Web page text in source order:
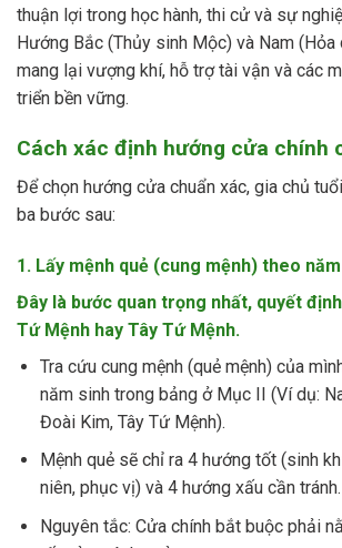
thuận lợi trong học hành, thi cử và sự
Hướng Bắc (Thủy sinh Mộc) và Nam
mang lại vượng khí, hỗ trợ tài vận và các
triển bền vững.
Cách xác định hướng cửa chính
Để chọn hướng cửa chuẩn xác, gia chủ
ba bước sau:
1. Lấy mệnh quẻ (cung mệnh) theo
Đây là bước quan trọng nhất, quyết
Tứ Mệnh hay Tây Tứ Mệnh.
Tra cứu cung mệnh (quẻ mệnh) của
năm sinh trong bảng ở Mục II (Ví dụ:
Đoài Kim, Tây Tứ Mệnh).
Mệnh quẻ sẽ chỉ ra 4 hướng tốt (sinh
niên, phục vị) và 4 hướng xấu cần tránh.
Nguyên tắc: Cửa chính bắt buộc phải